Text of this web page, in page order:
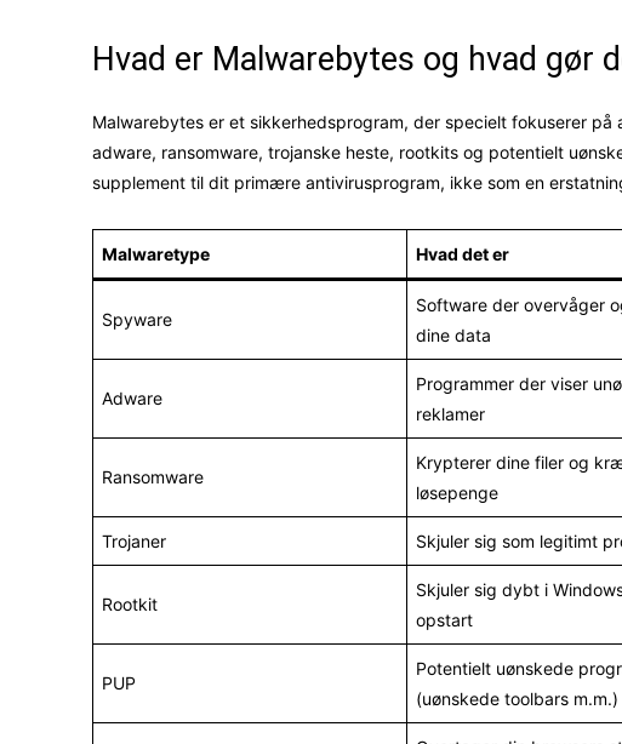
Hvad er Malwarebytes og hvad gør
Malwarebytes er et sikkerhedsprogram, der specielt fokuserer
adware, ransomware, trojanske heste, rootkits og potentielt
supplement til dit primære antivirusprogram, ikke som en
Malwaretype Hvad det er
Spyware
Software der overvåger
dine data
Adware
Programmer der viser
reklamer
Ransomware
Krypterer dine filer og
løsepenge
Trojaner Skjuler sig som legitimt
Rootkit
Skjuler sig dybt i
opstart
PUP
Potentielt uønskede
(uønskede toolbars m.m.)